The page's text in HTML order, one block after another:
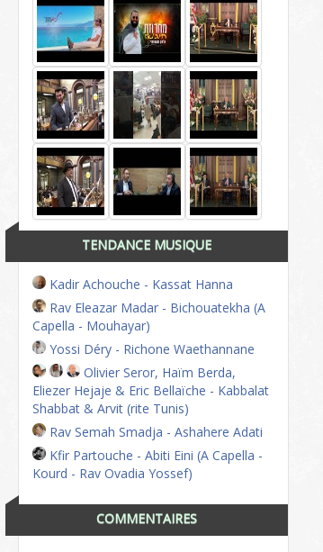
TENDANCE MUSIQUE
Kadir Achouche - Kassat Hanna
Rav Eleazar Madar - Bichouatekha (A
Capella - Mouhayar)
Yossi Déry - Richone Waethannane
Olivier Seror, Haïm Berda,
Eliezer Hejaje & Eric Bellaïche - Kabbalat
Shabbat & Arvit (rite Tunis)
Rav Semah Smadja - Ashahere Adati
Kfir Partouche - Abiti Eini (A Capella -
Kourd - Rav Ovadia Yossef)
COMMENTAIRES